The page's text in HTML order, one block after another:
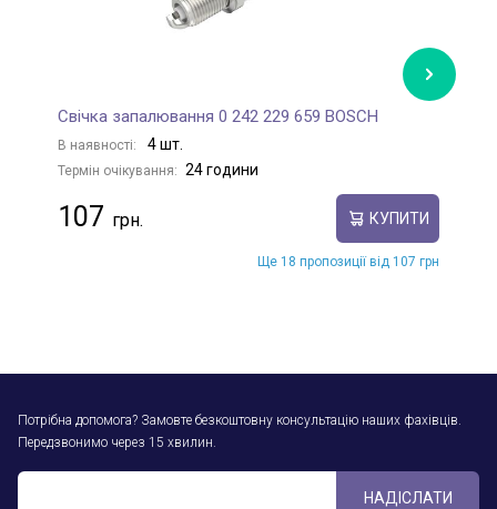
Свічка запалювання 0 242 229 659 BOSCH
В наявності: 4 шт.
Термін очікування: 24 години
107 КУПИТИ
Ще 18 пропозиції від 107 грн
Потрібна допомога? Замовте безкоштовну консультацію наших фахівців.
Передзвонимо через 15 хвилин.
НАДІСЛАТИ